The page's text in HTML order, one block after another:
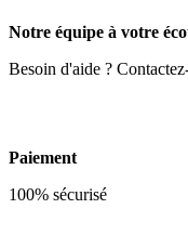
Notre équipe à votre
Besoin d'aide ?
Paiement
100% sécurisé